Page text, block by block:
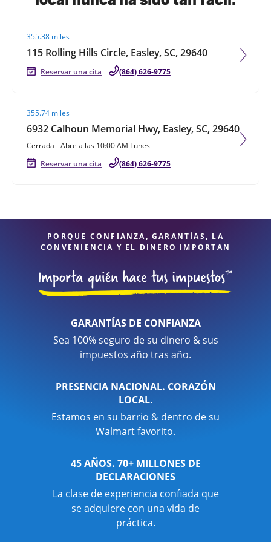
355.38 miles
115 Rolling Hills Circle, Easley, SC, 29640
Reservar una cita (864) 626-9775
355.74 miles
6932 Calhoun Memorial Hwy, Easley, SC, 29640
Cerrada -Abre a las 10:00 AM Lunes
Reservar una cita
(864) 626-9775
PORQUE CONFIANZA, GARANTÍAS, LA
CONVENIENCIA Y EL DINERO IMPORTAN
GARANTÍAS DE CONFIANZA
Sea 100% seguro de su dinero & sus
impuestos año tras año.
PRESENCIA NACIONAL. CORAZÓN
LOCAL.
Estamos en su barrio & dentro de su
Walmart favorito.
45 AÑOS. 70+ MILLONES DE
DECLARACIONES
La clase de experiencia confiada que
se adquiere con una vida de
práctica.